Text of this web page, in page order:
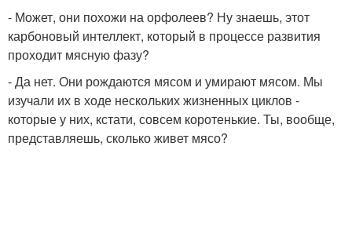
- Может, они похожи на орфолеев? Ну знаешь, этот
карбоновый интеллект, который в процессе развития
проходит мясную фазу?
- Да нет. Они рождаются мясом и умирают мясом. Мы
изучали их в ходе нескольких жизненных циклов -
которые у них, кстати, совсем коротенькие. Ты, вообще,
представляешь, сколько живет мясо?